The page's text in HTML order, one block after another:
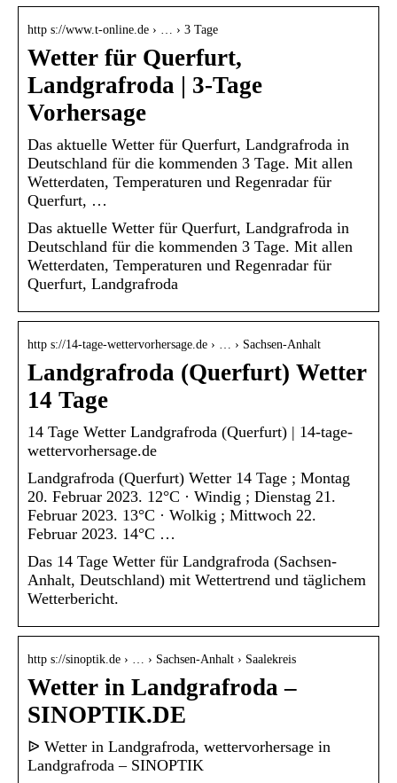
http s://www.t-online.de › … › 3 Tage
Wetter für Querfurt,
Landgrafroda | 3-Tage
Vorhersage
Das aktuelle Wetter für Querfurt, Landgrafroda in
Deutschland für die kommenden 3 Tage. Mit allen
Wetterdaten, Temperaturen und Regenradar für
Querfurt, …
Das aktuelle Wetter für Querfurt, Landgrafroda in
Deutschland für die kommenden 3 Tage. Mit allen
Wetterdaten, Temperaturen und Regenradar für
Querfurt, Landgrafroda
http s://14-tage-wettervorhersage.de › … › Sachsen-Anhalt
Landgrafroda (Querfurt) Wetter
14 Tage
14 Tage Wetter Landgrafroda (Querfurt) | 14-tage-
wettervorhersage.de
Landgrafroda (Querfurt) Wetter 14 Tage ; Montag
20. Februar 2023. 12°C · Windig ; Dienstag 21.
Februar 2023. 13°C · Wolkig ; Mittwoch 22.
Februar 2023. 14°C …
Das 14 Tage Wetter für Landgrafroda (Sachsen-
Anhalt, Deutschland) mit Wettertrend und täglichem
Wetterbericht.
http s://sinoptik.de › … › Sachsen-Anhalt › Saalekreis
Wetter in Landgrafroda –
SINOPTIK.DE
ᐉ Wetter in Landgrafroda, wettervorhersage in
Landgrafroda – SINOPTIK